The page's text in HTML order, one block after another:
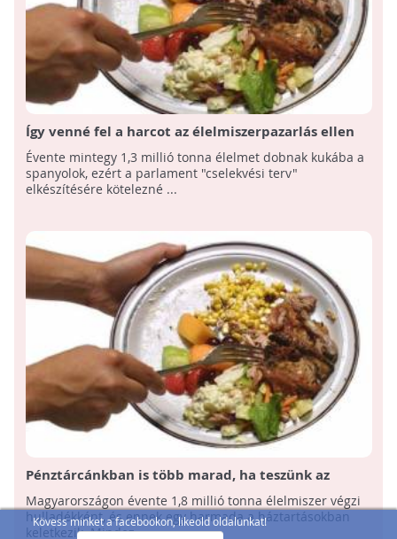
Kövess minket a facebookon, likeold oldalunkat!
Így venné fel a harcot az élelmiszerpazarlás ellen
Spanyolország
Évente mintegy 1,3 millió tonna élelmet dobnak kukába a
spanyolok, ezért a parlament "cselekvési terv"
elkészítésére kötelezné ...
Pénztárcánkban is több marad, ha teszünk az
élelmiszerpazarlás ellen!
Magyarországon évente 1,8 millió tonna élelmiszer végzi
hulladékként, és ennek egy harmada a háztartásokban
keletkezik. Mindez ...